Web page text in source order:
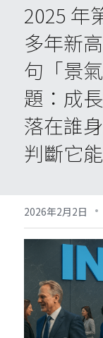
2025 年
多年新
句「景
題：成
落在誰
判斷它
2026年2月2日 ·